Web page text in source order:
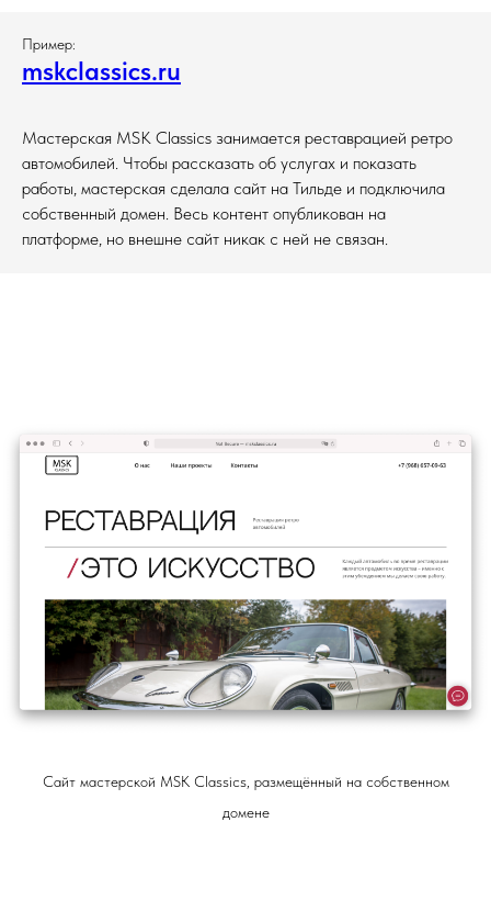
Пример:
mskclassics.ru
Мастерская MSK Classics занимается реставрацией ретро
автомобилей. Чтобы рассказать об услугах и показать
работы, мастерская сделала сайт на Тильде и подключила
собственный домен. Весь контент опубликован на
платформе, но внешне сайт никак с ней не связан.
Сайт мастерской MSK Classics, размещённый на собственном
домене